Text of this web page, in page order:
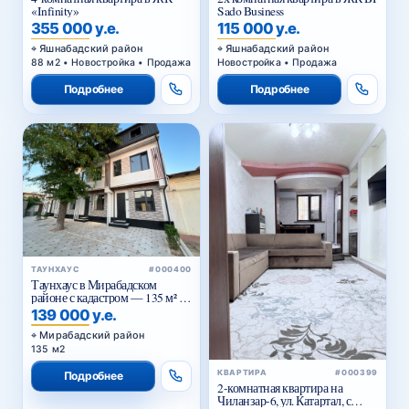
«Infinity»
355 000 у.е.
Яшнабадский район
88 м2 • Новостройка • Продажа
Подробнее
Sado Business
115 000 у.е.
Яшнабадский район
Новостройка • Продажа
Подробнее
ТАУНХАУС #000400
Таунхаус в Мирабадском
районе с кадастром — 135 м² от
застройщика
139 000 у.е.
Мирабадский район
135 м2
Подробнее КВАРТИРА #000399
2-комнатная квартира на
Чиланзар-6, ул. Катартал, с